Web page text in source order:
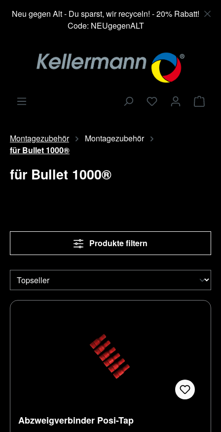
springen
Neu gegen Alt - Du sparst, wir recyceln! - 20% Rabatt!
Code: NEUgegenALT
Montagezubehör
Montagezubehör
für Bullet 1000®
für Bullet 1000®
Produkte filtern
Abzweigverbinder Posi-Tap